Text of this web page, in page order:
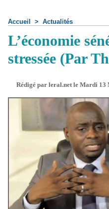
Accueil > Actualités
L’économie
stressée (Par
Rédigé par leral.net le Mardi 13